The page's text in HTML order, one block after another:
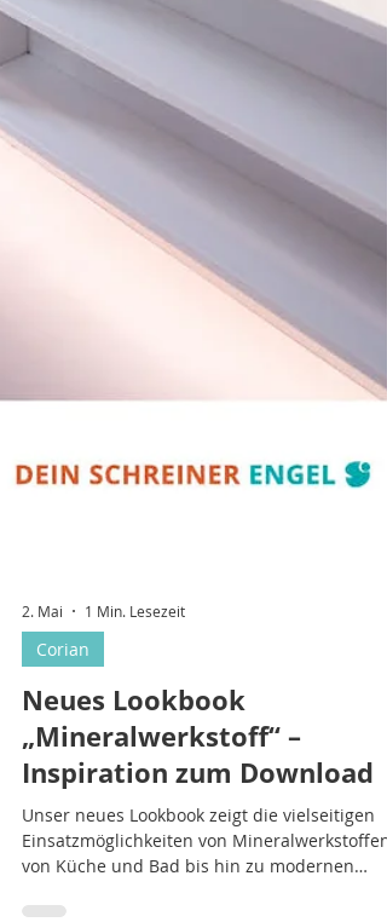
2. Mai 1 Min. Lesezeit
Corian
Neues Lookbook
„Mineralwerkstoff“ –
Inspiration zum Download
Unser neues Lookbook zeigt die vielseitigen